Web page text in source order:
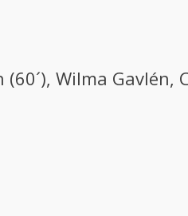
Wilma Gavlén,